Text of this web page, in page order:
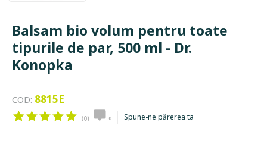
Balsam bio volum pentru toate
tipurile de par, 500 ml - Dr.
Konopka
COD: 8815E
(0) 0 Spune-ne părerea ta